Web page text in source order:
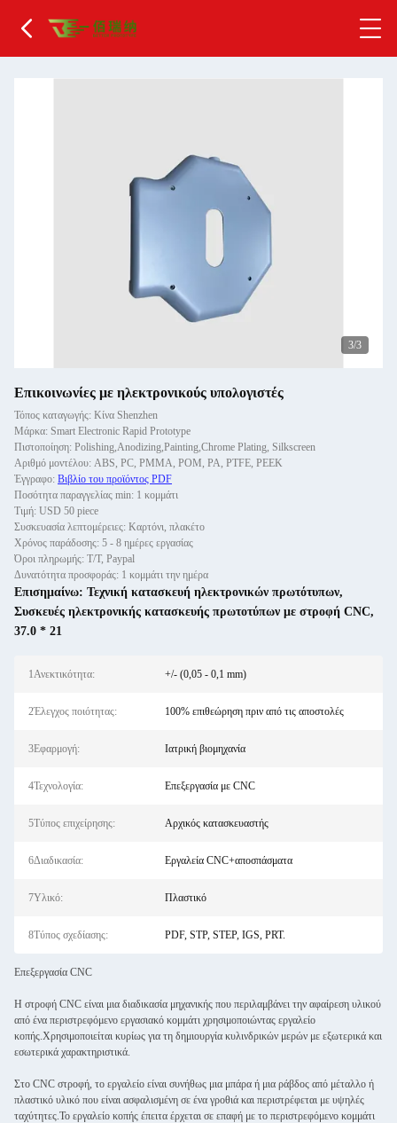
1/3
Επικοινωνίες με ηλεκτρονικούς υπολογιστές
Τόπος καταγωγής: Κίνα Shenzhen
Μάρκα: Smart Electronic Rapid Prototype
Πιστοποίηση: Polishing,Anodizing,Painting,Chrome Plating, Silkscreen
Αριθμό μοντέλου: ABS, PC, PMMA, POM, PA, PTFE, PEEK
Έγγραφο: Βιβλίο του προϊόντος PDF
Ποσότητα παραγγελίας min: 1 κομμάτι
Τιμή: USD 50 piece
Συσκευασία λεπτομέρειες: Καρτόνι, πλακέτο
Χρόνος παράδοσης: 5 - 8 ημέρες εργασίας
Όροι πληρωμής: Τ/Τ, Paypal
Δυνατότητα προσφοράς: 1 κομμάτι την ημέρα
Επισημαίνω: Τεχνική κατασκευή ηλεκτρονικών πρωτότυπων,
Συσκευές ηλεκτρονικής κατασκευής πρωτοτύπων με στροφή CNC,
37.0 * 21
1Ανεκτικότητα: +/- (0,05 - 0,1 mm)
2Έλεγχος ποιότητας: 100% επιθεώρηση πριν από τις αποστολές
3Εφαρμογή: Ιατρική βιομηχανία
4Τεχνολογία: Επεξεργασία με CNC
5Τύπος επιχείρησης: Αρχικός κατασκευαστής
6Διαδικασία: Εργαλεία CNC+αποσπάσματα
7Υλικό: Πλαστικό
8Τύπος σχεδίασης: PDF, STP, STEP, IGS, PRT.
Επεξεργασία CNC
Η στροφή CNC είναι μια διαδικασία μηχανικής που περιλαμβάνει την αφαίρεση υλικού
από ένα περιστρεφόμενο εργασιακό κομμάτι χρησιμοποιώντας εργαλείο
κοπής.Χρησιμοποιείται κυρίως για τη δημιουργία κυλινδρικών μερών με εξωτερικά και
εσωτερικά χαρακτηριστικά.
Στο CNC στροφή, το εργαλείο είναι συνήθως μια μπάρα ή μια ράβδος από μέταλλο ή
πλαστικό υλικό που είναι ασφαλισμένη σε ένα γροθιά και περιστρέφεται με υψηλές
ταχύτητες.Το εργαλείο κοπής έπειτα έρχεται σε επαφή με το περιστρεφόμενο κομμάτι